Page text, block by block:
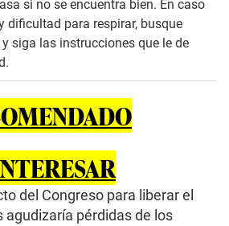
si no se encuentra bien. En caso
dificultad para respirar, busque
siga las instrucciones que le de
del Congreso para liberar el
agudizaría pérdidas de los